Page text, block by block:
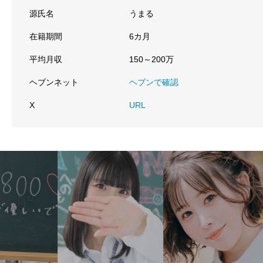
源氏名 うまる
在籍期間 6カ月
平均月収 150～200万
ヘブンネット ヘブンで確認
X URL